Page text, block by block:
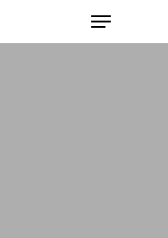
Menu